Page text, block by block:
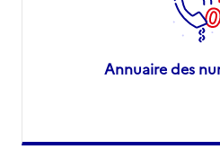
Annuaire des